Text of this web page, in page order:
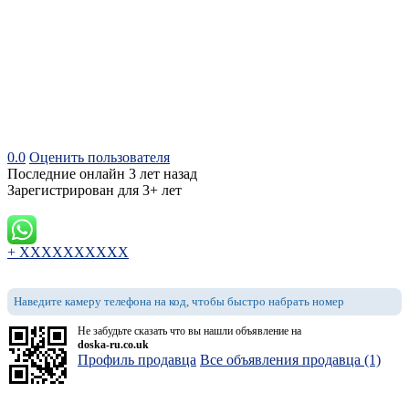
0.0 Оценить пользователя
Последние онлайн 3 лет назад
Зарегистрирован для 3+ лет
+ XXXXXXXXXX
Наведите камеру телефона на код, чтобы быстро набрать номер
Не забудьте сказать что вы нашли объявление на
doska-ru.co.uk
Профиль продавца Все объявления продавца (1)